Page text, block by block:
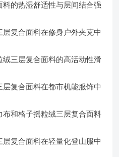
的热湿舒适性与层间结合强
复合面料在修身户外夹克中
三层复合面料的高活动性滑
复合面料在都市机能服饰中
和格子摇粒绒三层复合面料
复合面料在轻量化登山服中